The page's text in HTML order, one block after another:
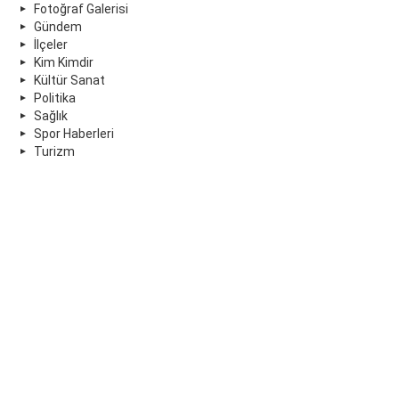
Fotoğraf Galerisi
Gündem
İlçeler
Kim Kimdir
Kültür Sanat
Politika
Sağlık
Spor Haberleri
Turizm